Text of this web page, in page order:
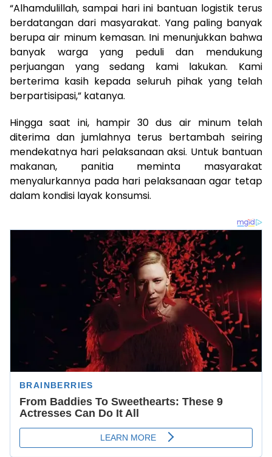
“Alhamdulillah, sampai hari ini bantuan logistik terus
berdatangan dari masyarakat. Yang paling banyak
berupa air minum kemasan. Ini menunjukkan bahwa
banyak warga yang peduli dan mendukung
perjuangan yang sedang kami lakukan. Kami
berterima kasih kepada seluruh pihak yang telah
berpartisipasi,” katanya.
Hingga saat ini, hampir 30 dus air minum telah
diterima dan jumlahnya terus bertambah seiring
mendekatnya hari pelaksanaan aksi. Untuk bantuan
makanan, panitia meminta masyarakat
menyalurkannya pada hari pelaksanaan agar tetap
dalam kondisi layak konsumsi.